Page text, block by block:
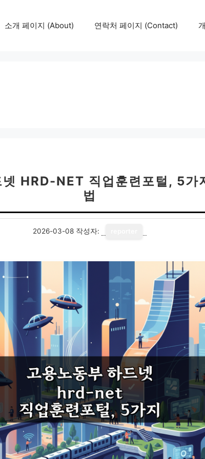
소개 페이지 (About) 연락처 페이지 (Contact)
넷 HRD-NET 직업훈련포털, 5가
법
2026-03-08 작성자: